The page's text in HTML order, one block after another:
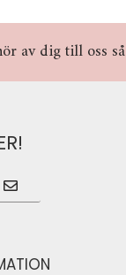
av dig till oss